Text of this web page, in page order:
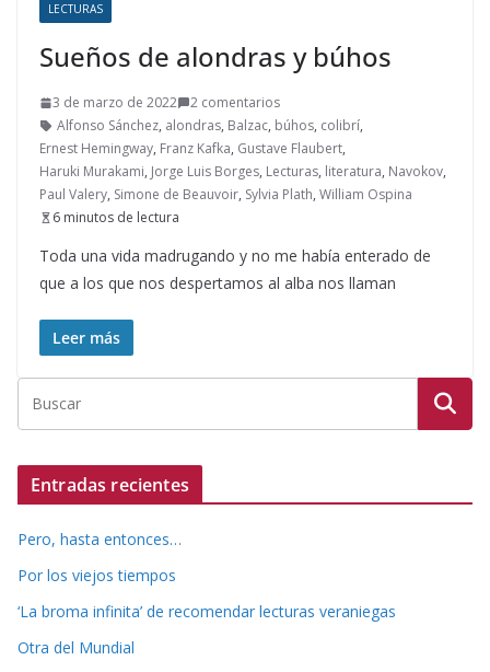
LECTURAS
Sueños de alondras y búhos
3 de marzo de 2022
2 comentarios
Alfonso Sánchez, alondras, Balzac, búhos, colibrí,
Ernest Hemingway, Franz Kafka, Gustave Flaubert,
Haruki Murakami, Jorge Luis Borges, Lecturas, literatura, Navokov,
Paul Valery, Simone de Beauvoir, Sylvia Plath, William Ospina
6 minutos de lectura
Toda una vida madrugando y no me había enterado de
que a los que nos despertamos al alba nos llaman
Leer más
Entradas recientes
Pero, hasta entonces…
Por los viejos tiempos
‘La broma infinita’ de recomendar lecturas veraniegas
Otra del Mundial